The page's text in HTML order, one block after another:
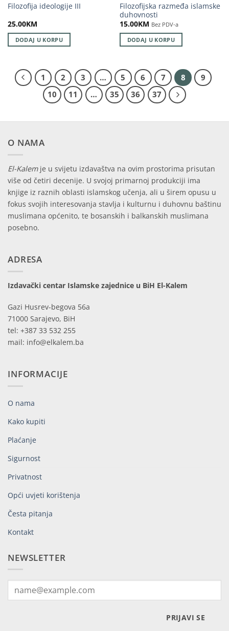
Filozofija ideologije III
25.00KM
DODAJ U KORPU
Filozofijska razmeđa islamske
duhovnosti
15.00KM Bez PDV-a
DODAJ U KORPU
1 2 3 … 5 6 7 8
9
10
11 … 35 36 37
O NAMA
El-Kalemje u svijetu izdavaštva na ovim prostorima prisutan
više od četiri decenije. U svojoj primarnoj produkciji ima
knjige iz raznih oblasti islamskog učenja, ali u širem opusu u
fokus svojih interesovanja stavlja i kulturnu i duhovnu baštinu
muslimana općenito, te bosanskih i balkanskih muslimana
posebno.
ADRESA
Izdavački centar Islamske zajednice u BiH El-Kalem
Gazi Husrev-begova 56a
71000 Sarajevo, BiH
tel: +387 33 532 255
mail: info@elkalem.ba
INFORMACIJE
O nama
Kako kupiti
Plaćanje
Sigurnost
Privatnost
Opći uvjeti korištenja
Česta pitanja
Kontakt
NEWSLETTER
PRIJAVI SE